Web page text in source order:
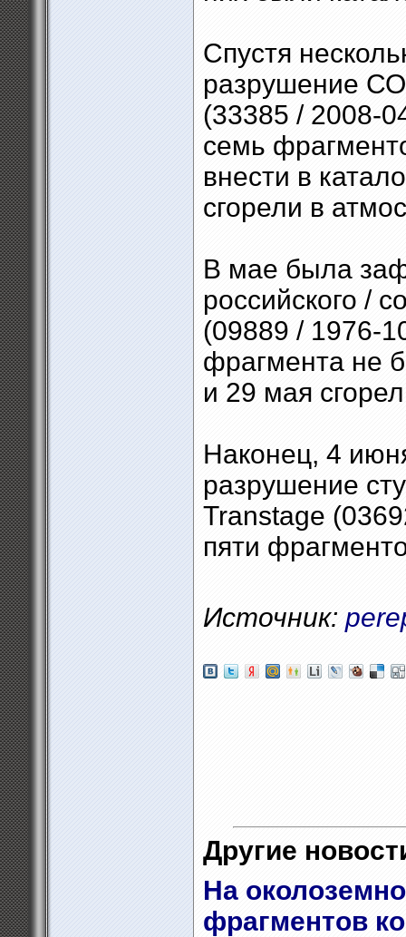
Спустя
разрушение
(33385 / 2008-
семь
внести в
сгорели в
В мае была
российского /
(09889 / 1976-
фрагмента не
и 29 мая
Наконец, 4
разрушение
Transtage
пяти
Источник:
Другие
На
фрагментов